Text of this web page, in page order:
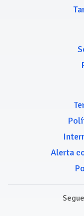
Alerta